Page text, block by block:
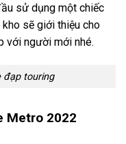
sử dụng một chiếc
sẽ giới thiệu cho
với người mới nhé.
đạp touring
Metro 2022